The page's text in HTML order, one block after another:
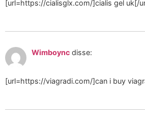
[url=https://cialisglx.com/]cialis gel uk[/
Wimboync disse:
[url=https://viagradi.com/]can i buy